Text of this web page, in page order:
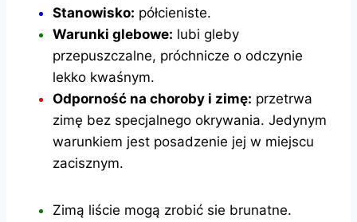
Stanowisko: półcieniste.
Warunki glebowe: lubi gleby
przepuszczalne, próchnicze o odczynie
lekko kwaśnym.
Odporność na choroby i zimę: przetrwa
zimę bez specjalnego okrywania. Jedynym
warunkiem jest posadzenie jej w miejscu
zacisznym.
Zimą liście mogą zrobić sie brunatne.